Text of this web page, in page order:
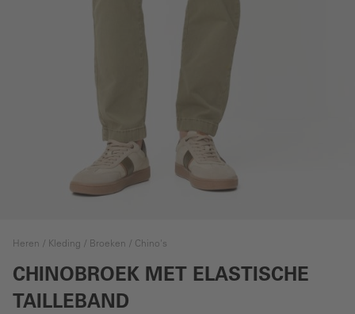
Heren Kleding Broeken Chino's
CHINOBROEK MET ELASTISCHE
TAILLEBAND